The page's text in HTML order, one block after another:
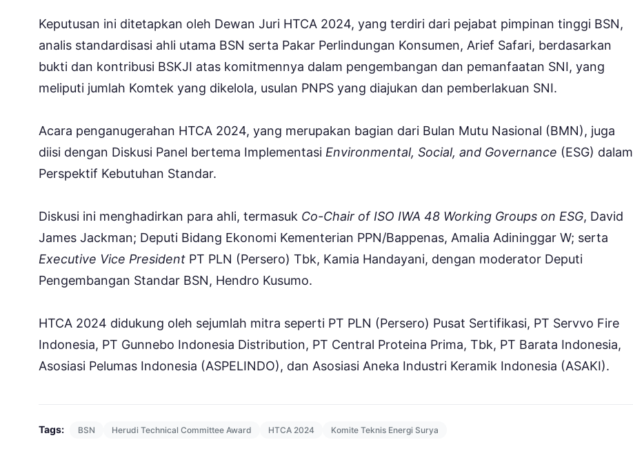
Keputusan ini ditetapkan oleh Dewan Juri HTCA 2024, yang terdiri dari pejabat pimpinan tinggi BSN,
analis standardisasi ahli utama BSN serta Pakar Perlindungan Konsumen, Arief Safari, berdasarkan
bukti dan kontribusi BSKJI atas komitmennya dalam pengembangan dan pemanfaatan SNI, yang
meliputi jumlah Komtek yang dikelola, usulan PNPS yang diajukan dan pemberlakuan SNI.
Acara penganugerahan HTCA 2024, yang merupakan bagian dari Bulan Mutu Nasional (BMN), juga
diisi dengan Diskusi Panel bertema Implementasi Environmental, Social, and Governance (ESG) dalam
Perspektif Kebutuhan Standar.
Diskusi ini menghadirkan para ahli, termasuk Co-Chair of ISO IWA 48 Working Groups on ESG, David
James Jackman; Deputi Bidang Ekonomi Kementerian PPN/Bappenas, Amalia Adininggar W; serta
Executive Vice President PT PLN (Persero) Tbk, Kamia Handayani, dengan moderator Deputi
Pengembangan Standar BSN, Hendro Kusumo.
HTCA 2024 didukung oleh sejumlah mitra seperti PT PLN (Persero) Pusat Sertifikasi, PT Servvo Fire
Indonesia, PT Gunnebo Indonesia Distribution, PT Central Proteina Prima, Tbk, PT Barata Indonesia,
Asosiasi Pelumas Indonesia (ASPELINDO), dan Asosiasi Aneka Industri Keramik Indonesia (ASAKI).
Tags: BSN Herudi Technical Committee Award HTCA 2024 Komite Teknis Energi Surya